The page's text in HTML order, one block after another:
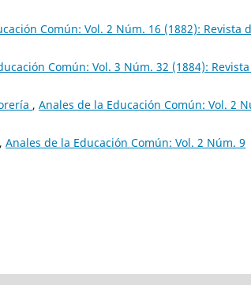
Común: Vol. 2 Núm. 16 (1882): Revista
Común: Vol. 3 Núm. 32 (1884):
, Anales de la Educación Común: Vol. 2
, Anales de la Educación Común: Vol. 2 Núm. 9